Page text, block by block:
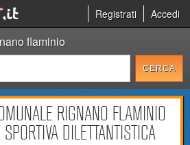
Registrati Accedi
flaminio
RIGNANO FLAMINIO
DILETTANTISTICA